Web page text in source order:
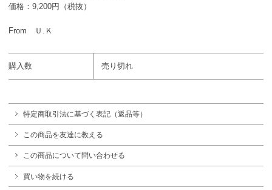
価格：9,200円（税抜）
From Ｕ.Ｋ
購入数 売り切れ
特定商取引法に基づく表記（返品等）
この商品を友達に教える
この商品について問い合わせる
買い物を続ける